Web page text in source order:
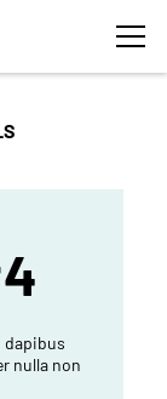
dapibus
nulla non